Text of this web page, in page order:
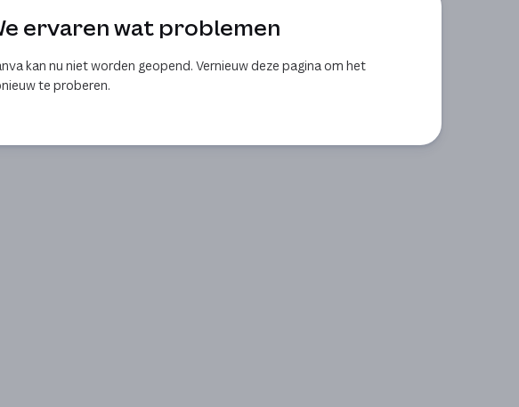
ervaren wat problemen
kan nu niet worden geopend. Vernieuw deze pagina om het
te proberen.